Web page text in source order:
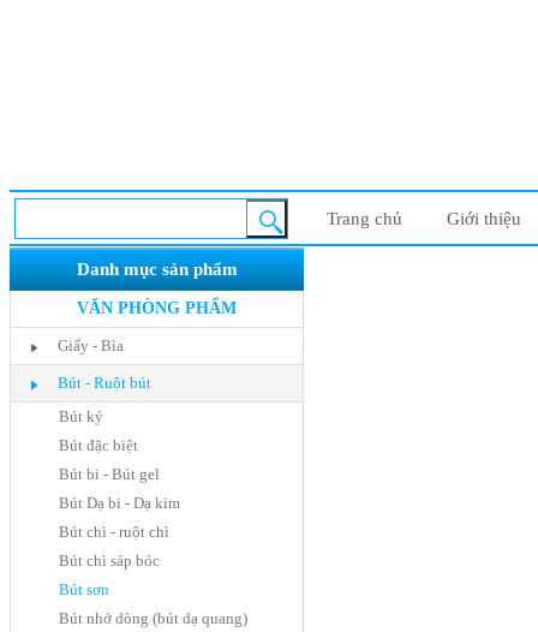
Trang chủ Giới thiệu
Danh mục sản phẩm
VĂN PHÒNG PHẨM
Giấy - Bìa
Bút - Ruột bút
Bút ký
Bút đặc biệt
Bút bi - Bút gel
Bút Dạ bi - Dạ kim
Bút chì - ruột chì
Bút chì sáp bóc
Bút sơn
Bút nhớ dòng (bút dạ quang)